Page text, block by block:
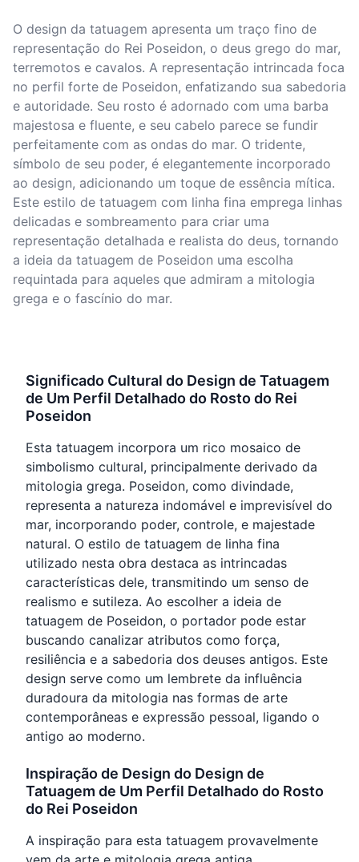
O design da tatuagem apresenta um traço fino de
representação do Rei Poseidon, o deus grego do mar,
terremotos e cavalos. A representação intrincada foca
no perfil forte de Poseidon, enfatizando sua sabedoria
e autoridade. Seu rosto é adornado com uma barba
majestosa e fluente, e seu cabelo parece se fundir
perfeitamente com as ondas do mar. O tridente,
símbolo de seu poder, é elegantemente incorporado
ao design, adicionando um toque de essência mítica.
Este estilo de tatuagem com linha fina emprega linhas
delicadas e sombreamento para criar uma
representação detalhada e realista do deus, tornando
a ideia da tatuagem de Poseidon uma escolha
requintada para aqueles que admiram a mitologia
grega e o fascínio do mar.
Significado Cultural do Design de Tatuagem
de Um Perfil Detalhado do Rosto do Rei
Poseidon
Esta tatuagem incorpora um rico mosaico de
simbolismo cultural, principalmente derivado da
mitologia grega. Poseidon, como divindade,
representa a natureza indomável e imprevisível do
mar, incorporando poder, controle, e majestade
natural. O estilo de tatuagem de linha fina
utilizado nesta obra destaca as intrincadas
características dele, transmitindo um senso de
realismo e sutileza. Ao escolher a ideia de
tatuagem de Poseidon, o portador pode estar
buscando canalizar atributos como força,
resiliência e a sabedoria dos deuses antigos. Este
design serve como um lembrete da influência
duradoura da mitologia nas formas de arte
contemporâneas e expressão pessoal, ligando o
antigo ao moderno.
Inspiração de Design do Design de
Tatuagem de Um Perfil Detalhado do Rosto
do Rei Poseidon
A inspiração para esta tatuagem provavelmente